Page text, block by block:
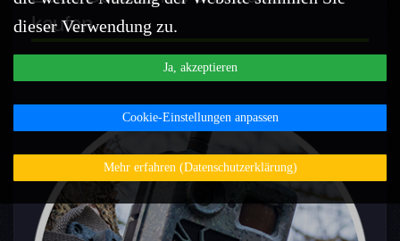
dieser Verwendung zu.
Ja, akzeptieren
Cookie-Einstellungen anpassen
Mehr erfahren (Datenschutzerklärung)
kaufen
Preis: ca. 129 € (Stand: 03.11.2025)